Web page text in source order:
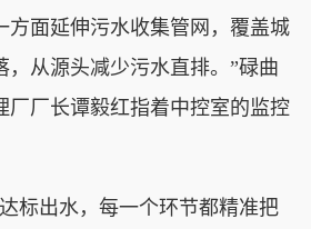
方面延伸污水收集管网，覆盖城
，从源头减少污水直排。”碌曲
厂厂长谭毅红指着中控室的监控
出水，每一个环节都精准把